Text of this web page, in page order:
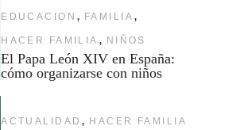
EDUCACION , FAMILIA ,
HACER FAMILIA , NIÑOS
El Papa León XIV en España:
cómo organizarse con niños
ACTUALIDAD , HACER FAMILIA